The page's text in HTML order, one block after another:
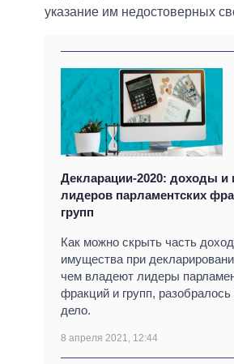
указание им недостоверных
Декларации-2020: доходы и
лидеров парламентских
групп
Как можно скрыть часть
имущества при
чем владеют лидеры
фракций и групп,
дело.
8 апреля 2021, 12:44